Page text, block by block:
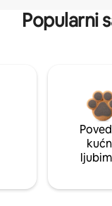
Popularni